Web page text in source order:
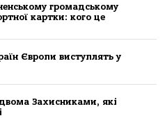
громадському
картки: кого це
Європи виступлять у
Захисниками, які